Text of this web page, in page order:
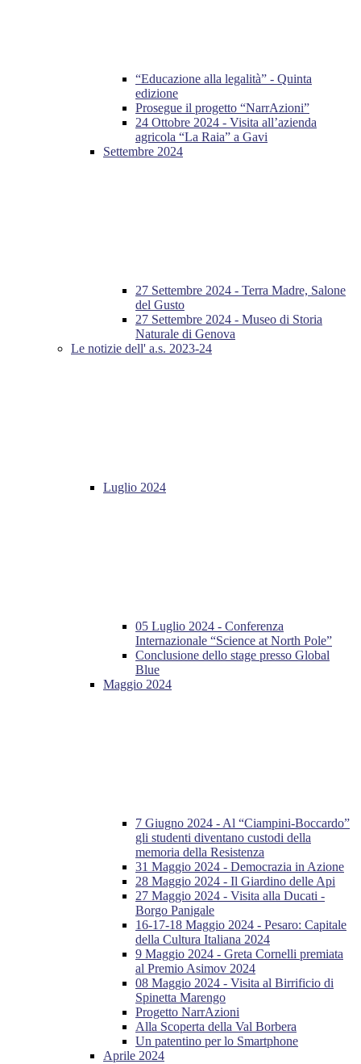
“Educazione alla legalità” - Quinta
edizione
Prosegue il progetto “NarrAzioni”
24 Ottobre 2024 - Visita all’azienda
agricola “La Raia” a Gavi
Settembre 2024
27 Settembre 2024 - Terra Madre, Salone
del Gusto
27 Settembre 2024 - Museo di Storia
Naturale di Genova
Le notizie dell' a.s. 2023-24
Luglio 2024
05 Luglio 2024 - Conferenza
Internazionale “Science at North Pole”
Conclusione dello stage presso Global
Blue
Maggio 2024
7 Giugno 2024 - Al “Ciampini-Boccardo”
gli studenti diventano custodi della
memoria della Resistenza
31 Maggio 2024 - Democrazia in Azione
28 Maggio 2024 - Il Giardino delle Api
27 Maggio 2024 - Visita alla Ducati -
Borgo Panigale
16-17-18 Maggio 2024 - Pesaro: Capitale
della Cultura Italiana 2024
9 Maggio 2024 - Greta Cornelli premiata
al Premio Asimov 2024
08 Maggio 2024 - Visita al Birrificio di
Spinetta Marengo
Progetto NarrAzioni
Alla Scoperta della Val Borbera
Un patentino per lo Smartphone
Aprile 2024